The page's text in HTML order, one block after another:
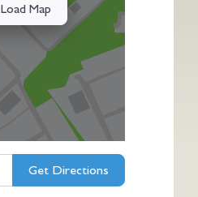
Load Map
Get Directions